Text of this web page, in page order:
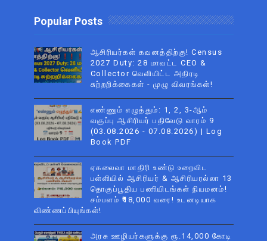
Popular Posts
ஆசிரியர்கள் கவனத்திற்கு! Census
2027 Duty: 28 மாவட்ட CEO &
Collector வெளியிட்ட அதிரடி
சுற்றறிக்கைகள் - முழு விவரங்கள்!
எண்ணும் எழுத்தும்: 1, 2, 3-ஆம்
வகுப்பு ஆசிரியர் பதிவேடு வாரம் 9
(03.08.2026 - 07.08.2026) | Log
Book PDF
ஏகலைவா மாதிரி உண்டு உறைவிட
பள்ளியில் ஆசிரியர் & ஆசிரியரல்லா 13
தொகுப்பூதிய பணியிடங்கள் நியமனம்!
சம்பளம் ₹18,000 வரை! உடனடியாக
விண்ணப்பியுங்கள்!
அரசு ஊழியர்களுக்கு ரூ.14,000 கோடி